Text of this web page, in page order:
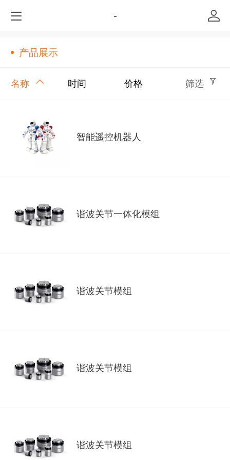
-
产品展示
名称 时间 价格 筛选
智能遥控机器人
谐波关节一体化模组
谐波关节模组
谐波关节模组
谐波关节模组